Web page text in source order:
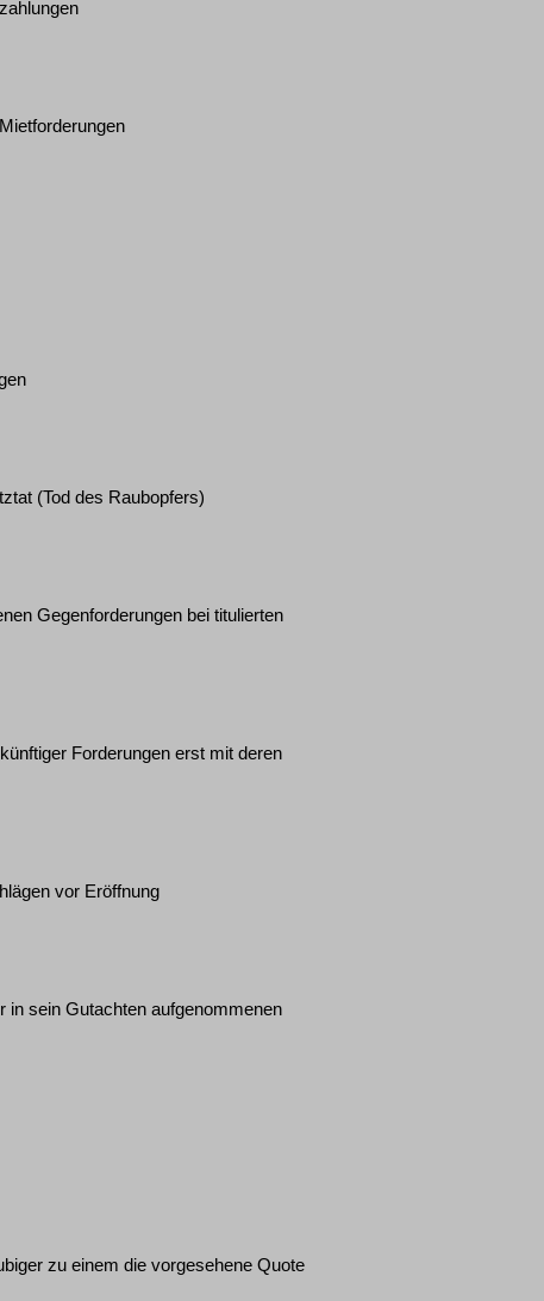
(Tod des Raubopfers)
Gegenforderungen bei titulierten
Forderungen erst mit deren
vor Eröffnung
in sein Gutachten aufgenommenen
zu einem die vorgesehene Quote